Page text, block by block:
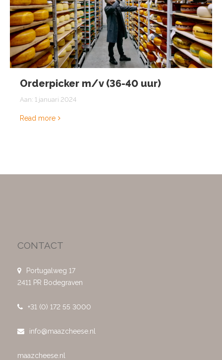
Orderpicker m/v (36-40 uur)
Aan: 1 januari 2024
Read more
CONTACT
Portugalweg 17
2411 PR Bodegraven
+31 (0) 172 55 3000
info@maazcheese.nl
maazcheese.nl